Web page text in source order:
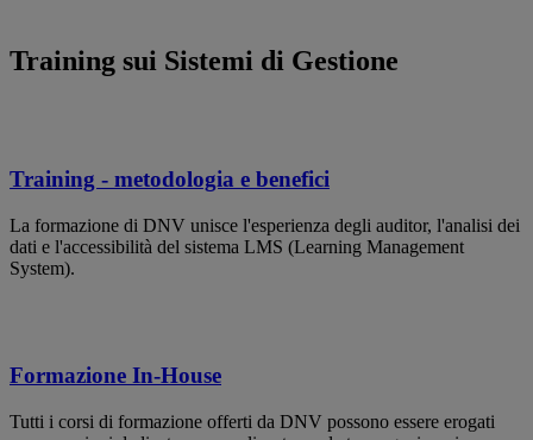
Training sui Sistemi di Gestione
Training - metodologia e benefici
La formazione di DNV unisce l'esperienza degli auditor, l'analisi dei
dati e l'accessibilità del sistema LMS (Learning Management
System).
Formazione In-House
Tutti i corsi di formazione offerti da DNV possono essere erogati